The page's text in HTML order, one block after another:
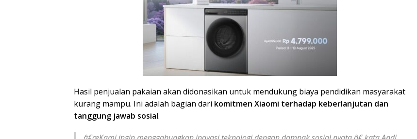
Hasil penjualan pakaian akan didonasikan untuk mendukung biaya pendidikan masyarakat
kurang mampu. Ini adalah bagian dari komitmen Xiaomi terhadap keberlanjutan dan
tanggung jawab sosial.